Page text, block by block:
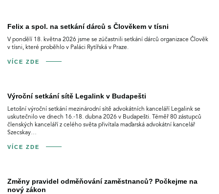
Felix a spol. na setkání dárců s Člověkem v tísni
V pondělí 18. května 2026 jsme se zúčastnili setkání dárců organizace Člověk
v tísni, které proběhlo v Paláci Rytířská v Praze.
VÍCE ZDE
Výroční setkání sítě Legalink v Budapešti
Letošní výroční setkání mezinárodní sítě advokátních kanceláří Legalink se
uskutečnilo ve dnech 16.-18. dubna 2026 v Budapešti. Téměř 80 zástupců
členských kanceláří z celého světa přivítala maďarská advokátní kancelář
Szecskay…
VÍCE ZDE
Změny pravidel odměňování zaměstnanců? Počkejme na
nový zákon